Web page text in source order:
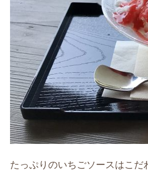
たっぷりのいちごソースはこだ